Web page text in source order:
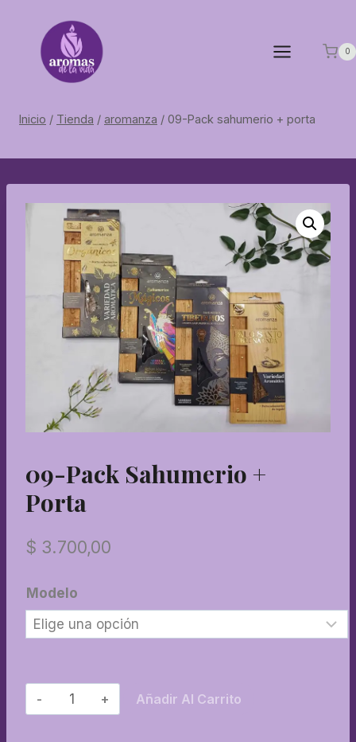
contenido
0
Inicio / Tienda / aromanza / 09-Pack sahumerio + porta
09-Pack Sahumerio +
Porta
$ 3.700,00
Modelo
09-
Pack
Añadir Al Carrito